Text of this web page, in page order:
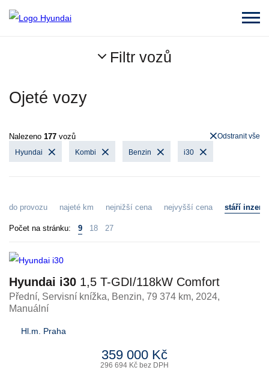
Filtr vozů
Ojeté vozy
Nalezeno 177 vozů
Hyundai Kombi Benzin i30
Odstranit vše
do provozu najeté km nejnižší cena nejvyšší cena stáří
Počet na stránku: 9 18 27
Hyundai i30 1,5 T-GDI/118kW Comfort
Přední, Servisní knížka, Benzin, 79 374 km, 2024,
Manuální
Hl.m. Praha
359 000 Kč
296 694 Kč bez DPH